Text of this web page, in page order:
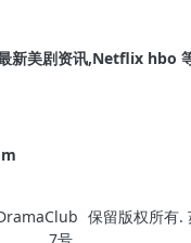
新美剧资讯,Netflix hbo
保留版权所有.